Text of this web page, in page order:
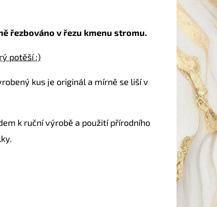
řezbováno v řezu kmenu stromu.
potěší :)
kus je originál a mírně se liší v
k ruční výrobě a použití přírodního